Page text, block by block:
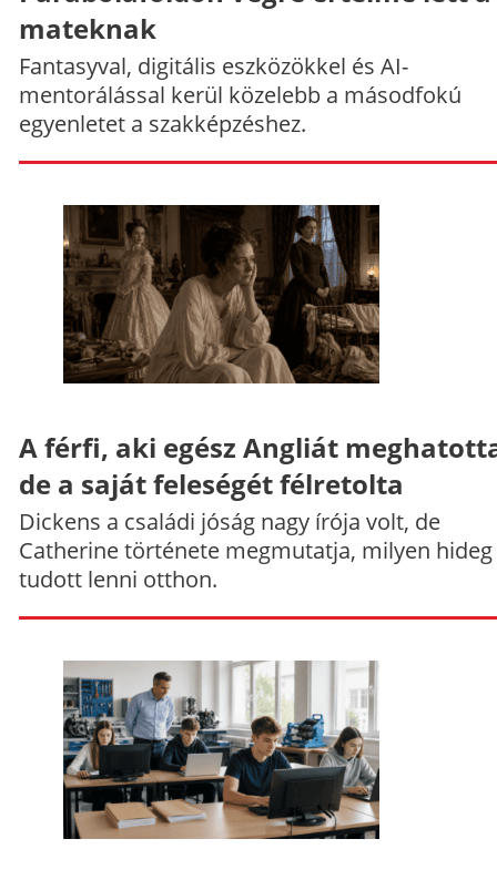
mateknak
Fantasyval, digitális eszközökkel és AI-
mentorálással kerül közelebb a másodfokú
egyenletet a szakképzéshez.
A férfi, aki egész Angliát
de a saját feleségét félretolta
Dickens a családi jóság nagy írója volt, de
Catherine története megmutatja, milyen hideg
tudott lenni otthon.